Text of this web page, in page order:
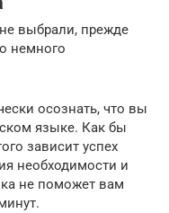
выбрали, прежде
немного
осознать, что вы
языке. Как бы
зависит успех
необходимости и
не поможет вам